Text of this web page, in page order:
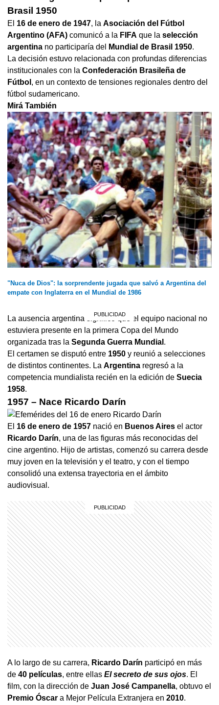
Brasil 1950
El 16 de enero de 1947, la Asociación del Fútbol
Argentino (AFA) comunicó a la FIFA que la selección
argentina no participaría del Mundial de Brasil 1950.
La decisión estuvo relacionada con profundas diferencias
institucionales con la Confederación Brasileña de
Fútbol , en un contexto de tensiones regionales dentro del
fútbol sudamericano.
Mirá También
"Nuca de Dios": la sorprendente jugada que salvó a Argentina del
empate con Inglaterra en el Mundial de 1986
La ausencia argentina significó que el equipo nacional no
estuviera presente en la primera Copa del Mundo
organizada tras la Segunda Guerra Mundial .
El certamen se disputó entre 1950 y reunió a selecciones
de distintos continentes. La Argentina regresó a la
competencia mundialista recién en la edición de Suecia
1958.
1957 – Nace Ricardo Darín
El 16 de enero de 1957 nació en Buenos Aires el actor
Ricardo Darín, una de las figuras más reconocidas del
cine argentino. Hijo de artistas, comenzó su carrera desde
muy joven en la televisión y el teatro, y con el tiempo
consolidó una extensa trayectoria en el ámbito
audiovisual.
A lo largo de su carrera, Ricardo Darín participó en más
de 40 películas, entre ellas El secreto de sus ojos. El
film, con la dirección de Juan José Campanella, obtuvo el
Premio Óscar a Mejor Película Extranjera en 2010.